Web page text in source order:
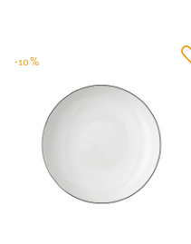
-10%